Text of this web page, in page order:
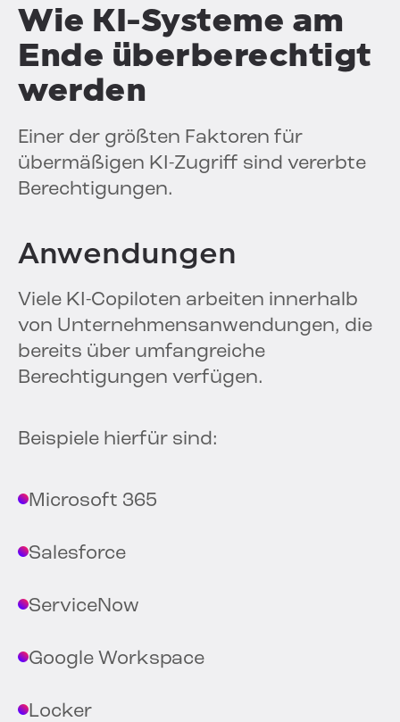
Wie KI-Systeme am
Ende überberechtigt
werden
Einer der größten Faktoren für
übermäßigen KI-Zugriff sind vererbte
Berechtigungen.
Anwendungen
Viele KI-Copiloten arbeiten innerhalb
von Unternehmensanwendungen, die
bereits über umfangreiche
Berechtigungen verfügen.
Beispiele hierfür sind:
Microsoft 365
Salesforce
ServiceNow
Google Workspace
Locker